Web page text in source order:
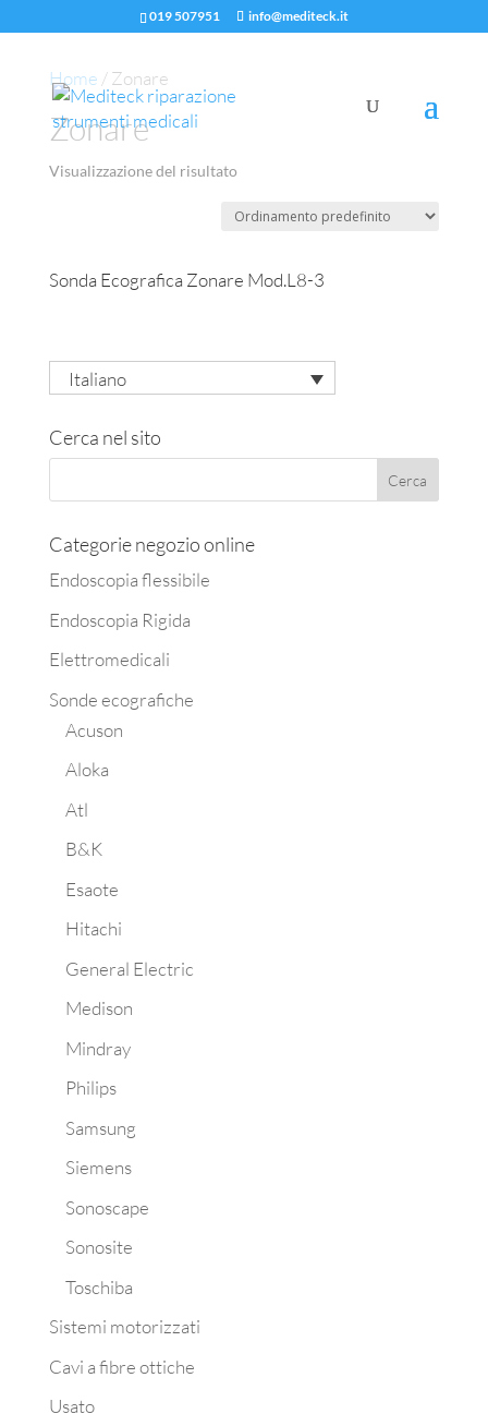
019 507951 info@mediteck.it
Home / Zonare
Zonare
Visualizzazione del risultato
Sonda Ecografica Zonare Mod.L8-3
Italiano
Cerca nel sito
Categorie negozio online
Endoscopia flessibile
Endoscopia Rigida
Elettromedicali
Sonde ecografiche
Acuson
Aloka
Atl
B&K
Esaote
Hitachi
General Electric
Medison
Mindray
Philips
Samsung
Siemens
Sonoscape
Sonosite
Toschiba
Sistemi motorizzati
Cavi a fibre ottiche
Usato